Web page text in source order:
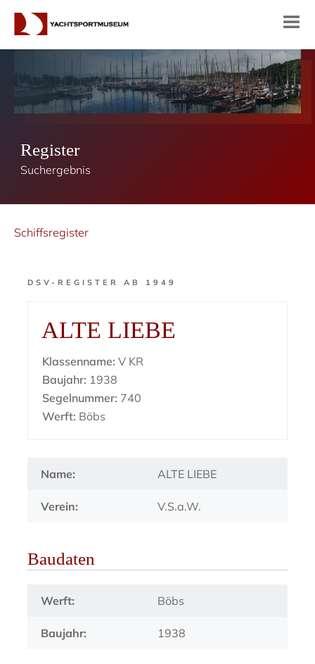
Register
Suchergebnis
Schiffsregister
DSV-REGISTER AB 1949
ALTE LIEBE
Klassenname: V KR
Baujahr: 1938
Segelnummer: 740
Werft: Böbs
Name: ALTE LIEBE
Verein: V.S.a.W.
Baudaten
Werft: Böbs
Baujahr: 1938